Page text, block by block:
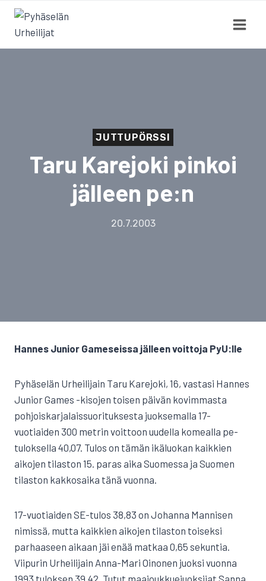
Siirry
sisältöön
JUTTUPÖRSSI
Taru Karejoki pinkoi
jälleen pe:n
20.7.2003
Hannes Junior Gameseissa jälleen voittoja PyU:lle
Pyhäselän Urheilijain Taru Karejoki, 16, vastasi Hannes
Junior Games -kisojen toisen päivän kovimmasta
pohjoiskarjalaissuorituksesta juoksemalla 17-
vuotiaiden 300 metrin voittoon uudella komealla pe-
tuloksella 40,07. Tulos on tämän ikäluokan kaikkien
aikojen tilaston 15. paras aika Suomessa ja Suomen
tilaston kakkosaika tänä vuonna.
17-vuotiaiden SE-tulos 38,83 on Johanna Mannisen
nimissä, mutta kaikkien aikojen tilaston toiseksi
parhaaseen aikaan jäi enää matkaa 0,65 sekuntia.
Viipurin Urheilijain Anna-Mari Oinonen juoksi vuonna
1993 tuloksen 39,42. Tutut maajoukkuejuoksijat Sanna